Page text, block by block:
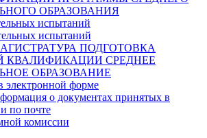
ОБРАЗОВАНИЯ
испытаний
испытаний
ПОДГОТОВКА
КВАЛИФИКАЦИИ СРЕДНЕЕ
ОБРАЗОВАНИЕ
электронной форме
о документах принятых в
по почте
комиссии